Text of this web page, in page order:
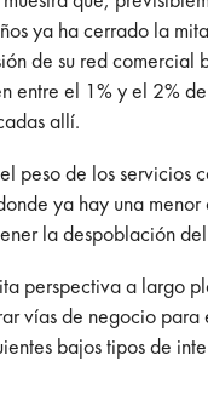
ya ha cerrado la
de su red
entre el 1% y el 2%
allí.
peso de los servicios
ya hay una
la despoblación
perspectiva a largo
vías de negocio
bajos tipos de